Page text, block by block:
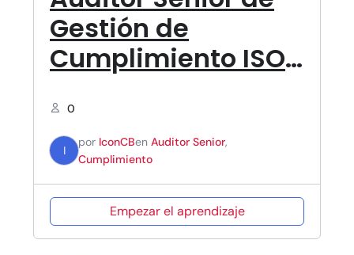
Gestión de
Cumplimiento ISO
0
I
por IconCBen Auditor Senior,
Cumplimiento
Empezar el aprendizaje